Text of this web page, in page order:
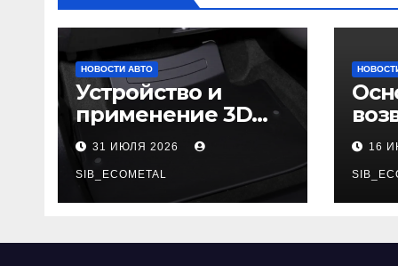
НОВОСТИ АВТО
Устройство и
применение 3D
автомобильных
ковриков
31 ИЮЛЯ 2026
SIB_ECOMETAL
16